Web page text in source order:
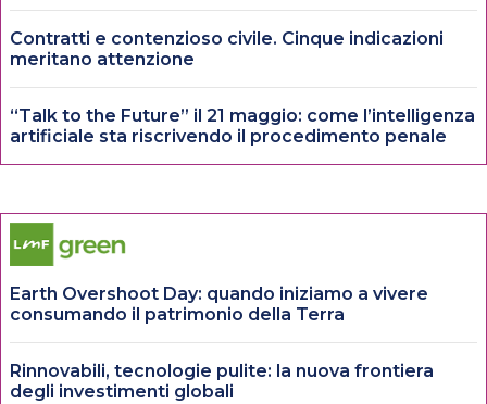
Contratti e contenzioso civile. Cinque indicazioni
meritano attenzione
“Talk to the Future” il 21 maggio: come l’intelligenza
artificiale sta riscrivendo il procedimento penale
Earth Overshoot Day: quando iniziamo a vivere
consumando il patrimonio della Terra
Rinnovabili, tecnologie pulite: la nuova frontiera
degli investimenti globali